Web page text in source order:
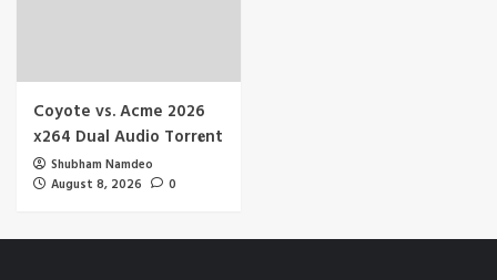
Coyote vs. Acme 2026
x264 Dual Audio Torr𝐞nt
Shubham Namdeo
August 8, 2026
0